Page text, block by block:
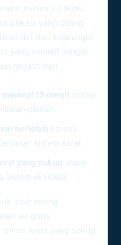
minum jus hijau.
yang paling
diri dari lingkungan
yang sensitif sangat
negatif dari
15 menit setiap
pikiran.
berlebih karena
sistem saraf.
yang cukup untuk
sistem ekskresi.
lebih sering
air guna
Anda yang sering